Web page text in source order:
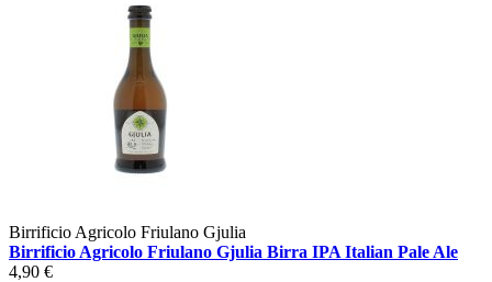
Birrificio Agricolo Friulano Gjulia
Birrificio Agricolo Friulano Gjulia Birra IPA Italian Pale Ale
4,90 €